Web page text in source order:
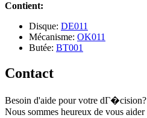
Contient:
Disque: DE011
Mécanisme: OK011
Butée: BT001
Contact
Besoin d'aide pour votre dГ�cision?
Nous sommes heureux de vous aider